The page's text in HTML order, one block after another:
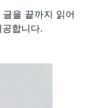
을 끝까지 읽어
합니다.